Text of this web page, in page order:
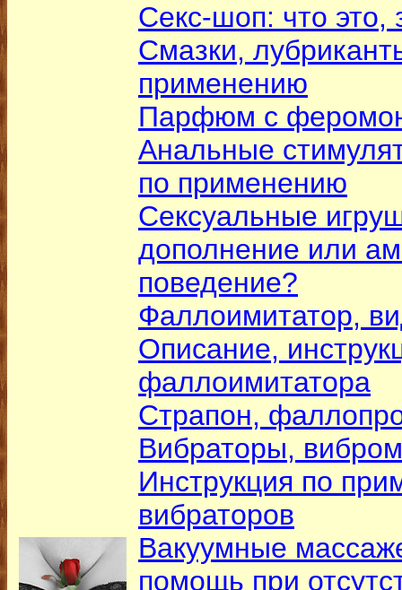
Секс-шоп: что это,
Смазки,
применению
Парфюм с
Анальные
по применению
Сексуальные
дополнение или
поведение?
Фаллоимитатор,
Описание,
фаллоимитатора
Страпон,
Вибраторы,
Инструкция по
вибраторов
Вакуумные
помощь при